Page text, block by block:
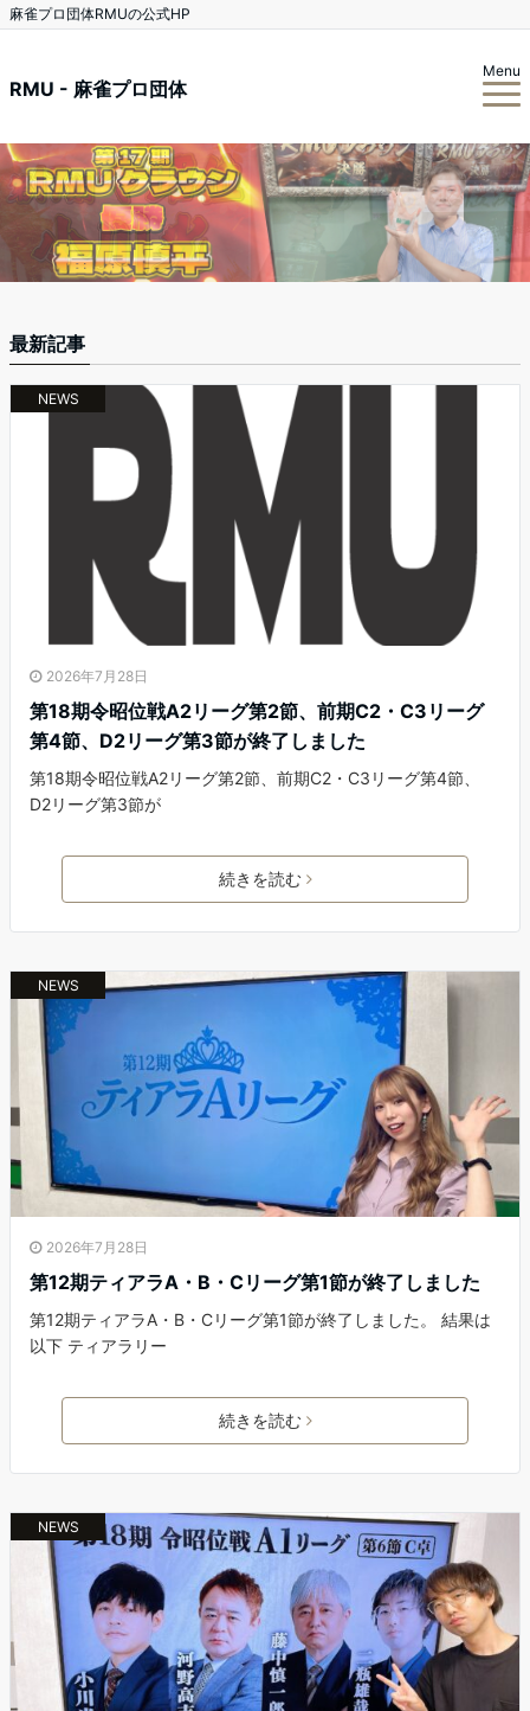
麻雀プロ団体RMUの公式HP
RMU - 麻雀プロ団体
Menu
最新記事
NEWS
2026年7月28日
第18期令昭位戦A2リーグ第2節、前期C2・C3リーグ
第4節、D2リーグ第3節が終了しました
第18期令昭位戦A2リーグ第2節、前期C2・C3リーグ第4節、
D2リーグ第3節が
続きを読む
NEWS
2026年7月28日
第12期ティアラA・B・Cリーグ第1節が終了しました
第12期ティアラA・B・Cリーグ第1節が終了しました。 結果は
以下 ティアラリー
続きを読む
NEWS